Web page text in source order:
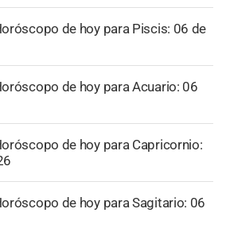
de hoy para Piscis: 06 de
de hoy para Acuario: 06
de hoy para Capricornio:
de hoy para Sagitario: 06